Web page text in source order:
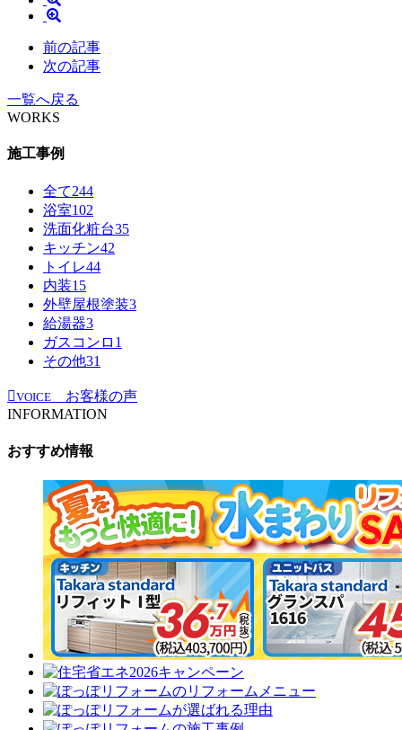
前の記事
次の記事
一覧へ戻る
WORKS
施工事例
全て244
浴室102
洗面化粧台35
キッチン42
トイレ44
内装15
外壁屋根塗装3
給湯器3
ガスコンロ 1
その他31
VOICE
お客様の声
INFORMATION
おすすめ情報